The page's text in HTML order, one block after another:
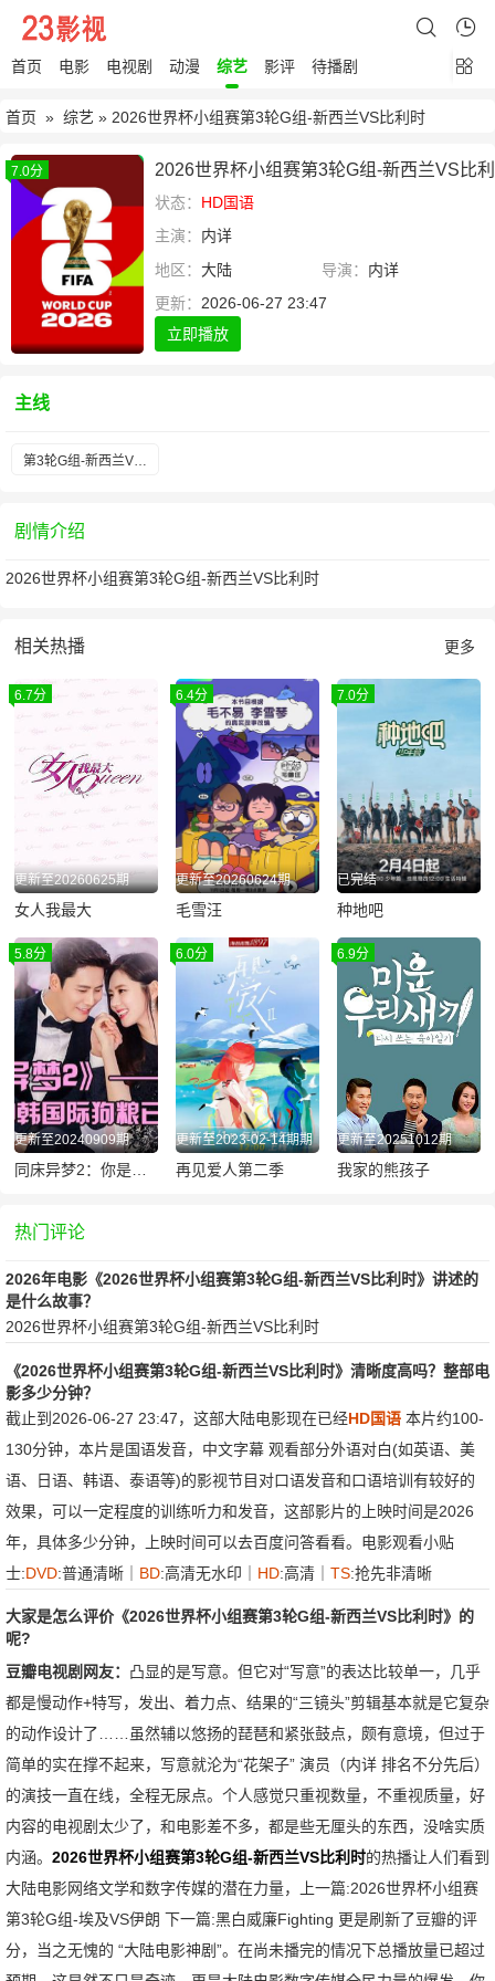
首页 电影 电视剧 动漫 综艺 影评 待播剧
首页 » 综艺 » 2026世界杯小组赛第3轮G组-新西兰VS比利时
7.0分 2026世界杯小组赛第3轮G组-新西兰VS比
状态： HD国语
主演： 内详
地区： 大陆 导演： 内详
更新： 2026-06-27 23:47
立即播放
主线
第3轮G组-新西兰VS比利时
剧情介绍
2026世界杯小组赛第3轮G组-新西兰VS比利时
相关热播 更多
6.7分
更新至20260625期
女人我最大
6.4分
更新至20260624期
毛雪汪
7.0分
已完结
种地吧
5.8分
更新至20240909期
6.0分
更新至2023-02-14期期
再见爱人第二季
6.9分
更新至20251012期
我家的熊孩子
热门评论
2026年电影《2026世界杯小组赛第3轮G组-新西兰VS比利时》讲述的
是什么故事？
2026世界杯小组赛第3轮G组-新西兰VS比利时
《2026世界杯小组赛第3轮G组-新西兰VS比利时》清晰度高吗？整部电
影多少分钟？
截止到2026-06-27 23:47，这部大陆电影现在已经HD国语 本片约100-
130分钟，本片是国语发音，中文字幕 观看部分外语对白(如英语、美
语、日语、韩语、泰语等)的影视节目对口语发音和口语培训有较好的
效果，可以一定程度的训练听力和发音，这部影片的上映时间是2026
年，具体多少分钟，上映时间可以去百度问答看看。电影观看小贴
士:DVD:普通清晰｜ BD:高清无水印｜ HD:高清｜ TS:抢先非清晰
大家是怎么评价《2026世界杯小组赛第3轮G组-新西兰VS比利时》的
呢?
豆瓣电视剧网友： 凸显的是写意。但它对“写意”的表达比较单一，几乎
都是慢动作+特写，发出、着力点、结果的“三镜头”剪辑基本就是它复杂
的动作设计了……虽然辅以悠扬的琵琶和紧张鼓点，颇有意境，但过于
简单的实在撑不起来，写意就沦为“花架子” 演员（内详 排名不分先后）
的演技一直在线，全程无尿点。个人感觉只重视数量，不重视质量，好
内容的电视剧太少了，和电影差不多，都是些无厘头的东西，没啥实质
内涵。 2026世界杯小组赛第3轮G组-新西兰VS比利时的热播让人们看到
大陆电影网络文学和数字传媒的潜在力量，
上一篇:2026世界杯小组赛
第3轮G组-埃及VS伊朗 下一篇:黑白威廉Fighting 更是刷新了豆瓣的评
分，当之无愧的 “大陆电影神剧”。在尚未播完的情况下总播放量已超过